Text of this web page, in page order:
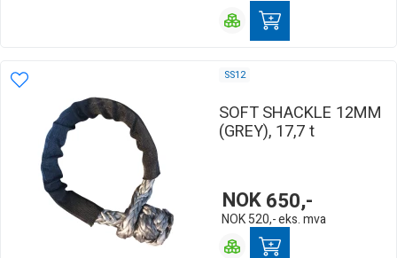
SS12
SOFT SHACKLE 12MM
(GREY), 17,7 t
NOK650,-
NOK 520,-eks. mva